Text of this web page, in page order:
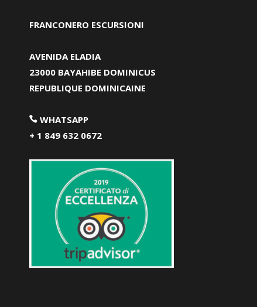
FRANCONERO ESCURSIONI
AVENIDA ELADIA
23000 BAYAHIBE DOMINICUS
REPUBLIQUE DOMINICAINE
WHATSAPP
+ 1 849 632 0672